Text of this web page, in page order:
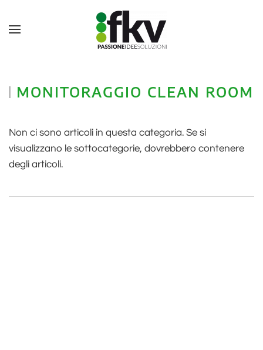
MONITORAGGIO CLEAN ROOM
Non ci sono articoli in questa categoria. Se si
visualizzano le sottocategorie, dovrebbero contenere
degli articoli.